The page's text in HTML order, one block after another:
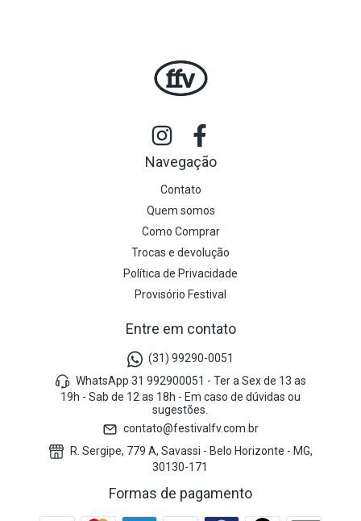
Navegação
Contato
Quem somos
Como Comprar
Trocas e devolução
Política de Privacidade
Provisório Festival
Entre em contato
(31) 99290-0051
WhatsApp 31 992900051 - Ter a Sex de 13 as
19h - Sab de 12 as 18h - Em caso de dúvidas ou
sugestões.
contato@festivalfv.com.br
R. Sergipe, 779 A, Savassi - Belo Horizonte - MG,
30130-171
Formas de pagamento